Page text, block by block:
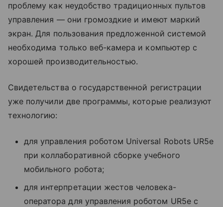
проблему как неудобство традиционных пультов
управления — они громоздкие и имеют маркий
экран. Для пользования предложенной системой
необходима только веб-камера и компьютер с
хорошей производительностью.
Свидетельства о государственной регистрации
уже получили две программы, которые реализуют
технологию:
для управления роботом Universal Robots UR5e
при коллаборативной сборке учебного
мобильного робота;
для интерпретации жестов человека-
оператора для управления роботом UR5e с